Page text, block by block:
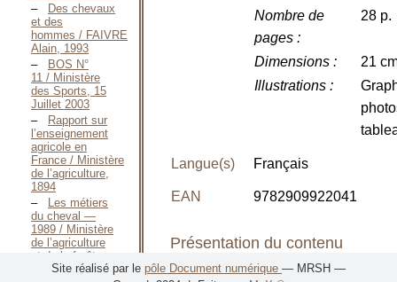
Des chevaux
et des
hommes / FAIVRE
Alain, 1993
BOS N°
11 / Ministère
des Sports, 15
Juillet 2003
Rapport sur
l’enseignement
agricole en
France / Ministère
de l’agriculture,
1894
Les métiers
du cheval —
1989 / Ministère
de l’agriculture
et de la forêt,
Septembre 1989
Nombre de
pages:
28 p.
Dimensions:
21
Illustrations:
Langue(s) Français
EAN 9782909922041
Présentation du contenu
Site réalisé par le pôle Document numérique — MRSH —